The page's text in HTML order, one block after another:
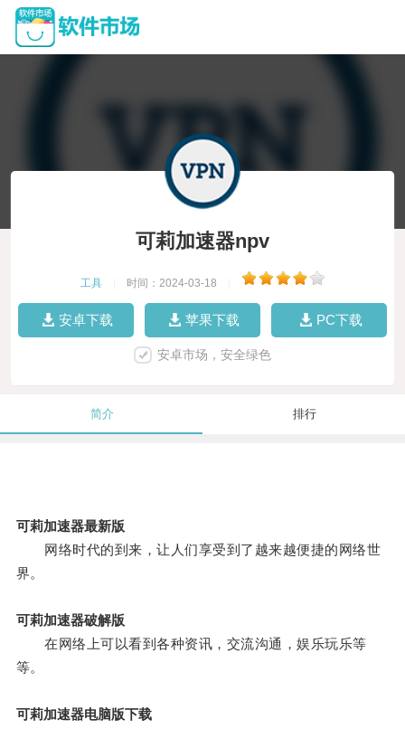
可莉加速器npv
工具 时间：2024-03-18
安卓下载 苹果下载 PC下载
安卓市场，安全绿色
简介 排行
可莉加速器最新版
网络时代的到来，让人们享受到了越来越便捷的网络世
界。
可莉加速器破解版
在网络上可以看到各种资讯，交流沟通，娱乐玩乐等
等。
可莉加速器电脑版下载